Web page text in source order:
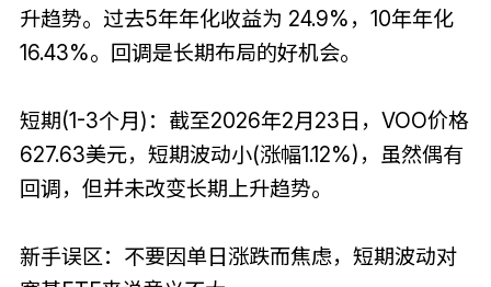
升趋势。过去5年年化收益为 24.9%，10年年化
16.43%。回调是长期布局的好机会。
短期(1-3个月)：截至2026年2月23日，VOO价格
627.63美元，短期波动小(涨幅1.12%)，虽然偶有
回调，但并未改变长期上升趋势。
新手误区：不要因单日涨跌而焦虑，短期波动对